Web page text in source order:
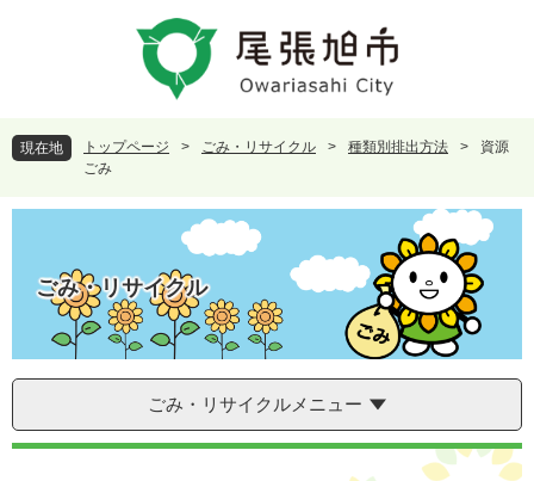
頭
で
。
飛
ば
て
現在地 トップページ > ごみ・リサイクル > 種類別排出方法 >
資源
ごみ
ごみ・リサイクル
ごみ・リサイクルメニュー
本